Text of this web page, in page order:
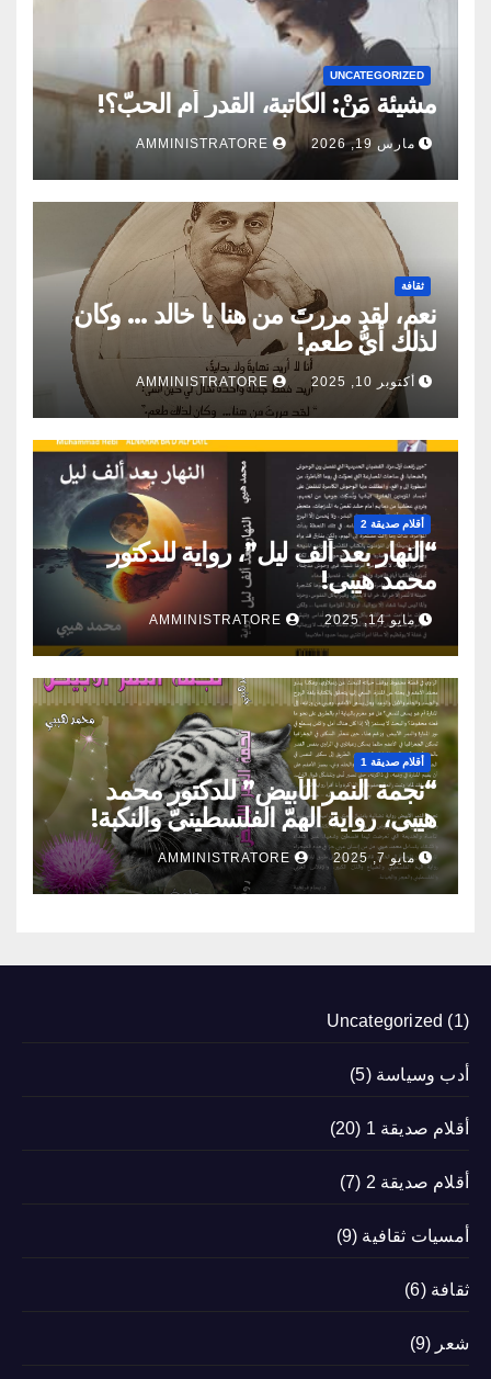
UNCATEGORIZED
مشيئة مَنْ: الكاتبة، القدر أم الحبّ؟!
مارس 19, 2026
ثقافة
نعم، لقد مررتَ من هنا يا خالد … وكان
لذلك أيُّ طعم!
أكتوبر 10, 2025 AMMINISTRATORE
أقلام صديقة 2
“النهار بعد ألف ليل”، رواية للدكتور
محمد هيبي!
مايو 14, 2025
أقلام صديقة 1
“نجمة النمر الأبيض” للدكتور محمد
هيبي، رواية الهمّ الفلسطينيّ والنكبة!
مايو 7, 2025 AMMINISTRATORE
Uncategorized (1)
أدب وسياسة (5)
أقلام صديقة 1 (20)
أقلام صديقة 2 (7)
أمسيات ثقافية (9)
ثقافة (6)
شعر (9)